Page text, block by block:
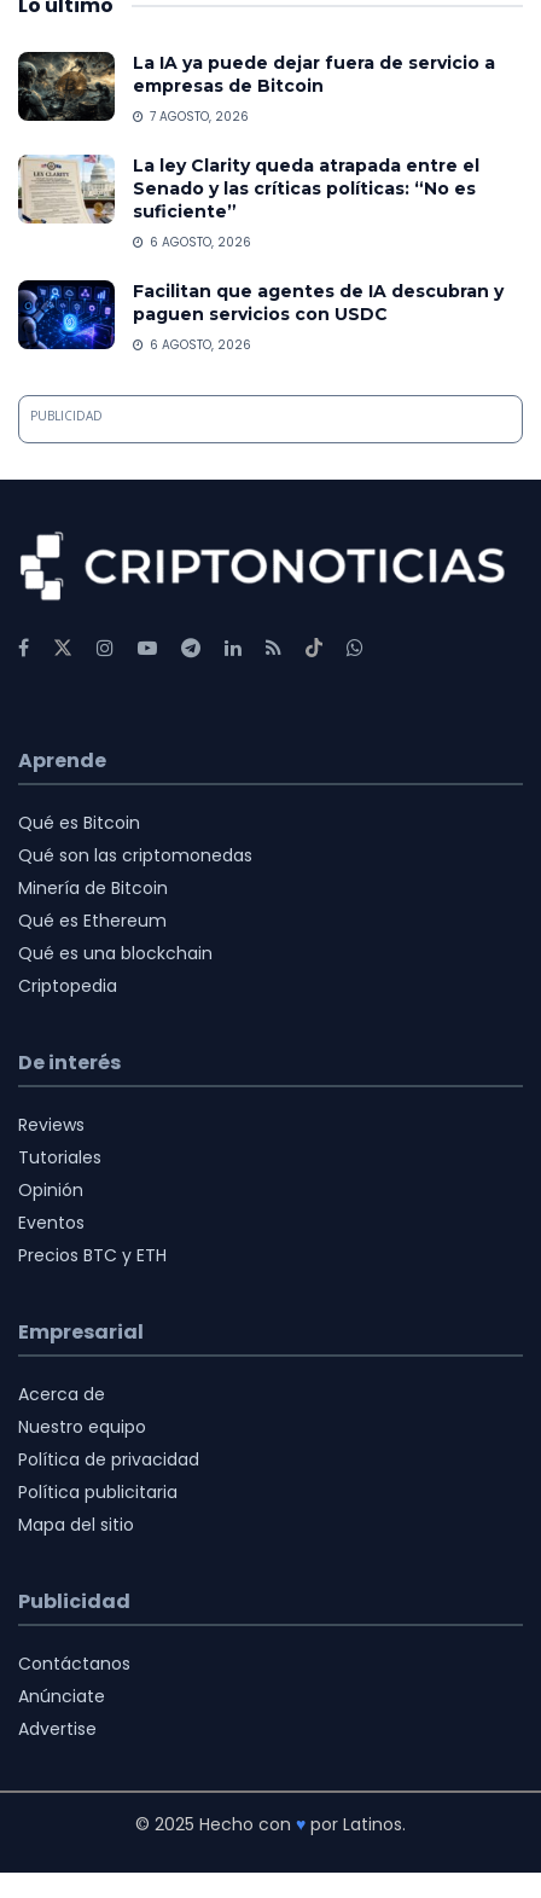
La IA ya puede dejar fuera de servicio a
empresas de Bitcoin
7 AGOSTO, 2026
La ley Clarity queda atrapada entre el
Senado y las críticas políticas: “No es
suficiente”
6 AGOSTO, 2026
Facilitan que agentes de IA descubran y
paguen servicios con USDC
6 AGOSTO, 2026
PUBLICIDAD
Aprende
Qué es Bitcoin
Qué son las criptomonedas
Minería de Bitcoin
Qué es Ethereum
Qué es una blockchain
Criptopedia
De interés
Reviews
Tutoriales
Opinión
Eventos
Precios BTC y ETH
Empresarial
Acerca de
Nuestro equipo
Política de privacidad
Política publicitaria
Mapa del sitio
Publicidad
Contáctanos
Anúnciate
Advertise
© 2025 Hecho con ♥ por Latinos.